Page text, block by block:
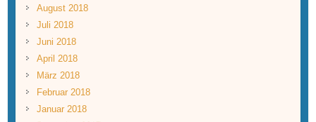
August 2018
Juli 2018
Juni 2018
April 2018
März 2018
Februar 2018
Januar 2018